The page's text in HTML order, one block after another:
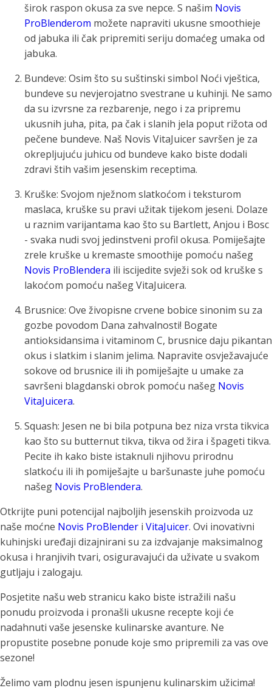
širok raspon okusa za sve nepce. S našim Novis
ProBlenderom možete napraviti ukusne smoothieje
od jabuka ili čak pripremiti seriju domaćeg umaka od
jabuka.
Bundeve: Osim što su suštinski simbol Noći vještica,
bundeve su nevjerojatno svestrane u kuhinji. Ne samo
da su izvrsne za rezbarenje, nego i za pripremu
ukusnih juha, pita, pa čak i slanih jela poput rižota od
pečene bundeve. Naš Novis VitaJuicer savršen je za
okrepljujuću juhicu od bundeve kako biste dodali
zdravi štih vašim jesenskim receptima.
Kruške: Svojom nježnom slatkoćom i teksturom
maslaca, kruške su pravi užitak tijekom jeseni. Dolaze
u raznim varijantama kao što su Bartlett, Anjou i Bosc
- svaka nudi svoj jedinstveni profil okusa. Pomiješajte
zrele kruške u kremaste smoothije pomoću našeg
Novis ProBlendera ili iscijedite svježi sok od kruške s
lakoćom pomoću našeg VitaJuicera.
Brusnice: Ove živopisne crvene bobice sinonim su za
gozbe povodom Dana zahvalnosti! Bogate
antioksidansima i vitaminom C, brusnice daju pikantan
okus i slatkim i slanim jelima. Napravite osvježavajuće
sokove od brusnice ili ih pomiješajte u umake za
savršeni blagdanski obrok pomoću našeg Novis
VitaJuicera.
Squash: Jesen ne bi bila potpuna bez niza vrsta tikvica
kao što su butternut tikva, tikva od žira i špageti tikva.
Pecite ih kako biste istaknuli njihovu prirodnu
slatkoću ili ih pomiješajte u baršunaste juhe pomoću
našeg Novis ProBlendera.
Otkrijte puni potencijal najboljih jesenskih proizvoda uz
naše moćne Novis ProBlender i VitaJuicer. Ovi inovativni
kuhinjski uređaji dizajnirani su za izdvajanje maksimalnog
okusa i hranjivih tvari, osiguravajući da uživate u svakom
gutljaju i zalogaju.
Posjetite našu web stranicu kako biste istražili našu
ponudu proizvoda i pronašli ukusne recepte koji će
nadahnuti vaše jesenske kulinarske avanture. Ne
propustite posebne ponude koje smo pripremili za vas ove
sezone!
Želimo vam plodnu jesen ispunjenu kulinarskim užicima!